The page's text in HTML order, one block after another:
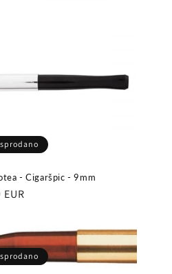
- Cigaršpic - 9mm